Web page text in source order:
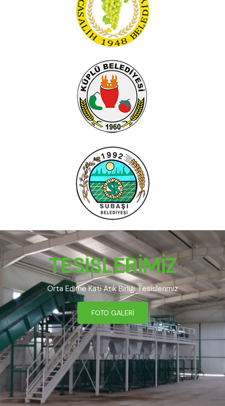
TESİSLERİMİZ
Orta Edirne Katı Atık Birliği Tesislerimiz
FOTO GALERİ